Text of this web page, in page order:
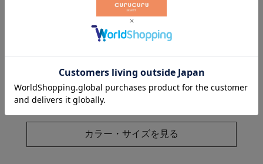
アンサネス
8,800 （税込）
レザレクション
¥9,900
ニューエラ
カラー・サイズを見る